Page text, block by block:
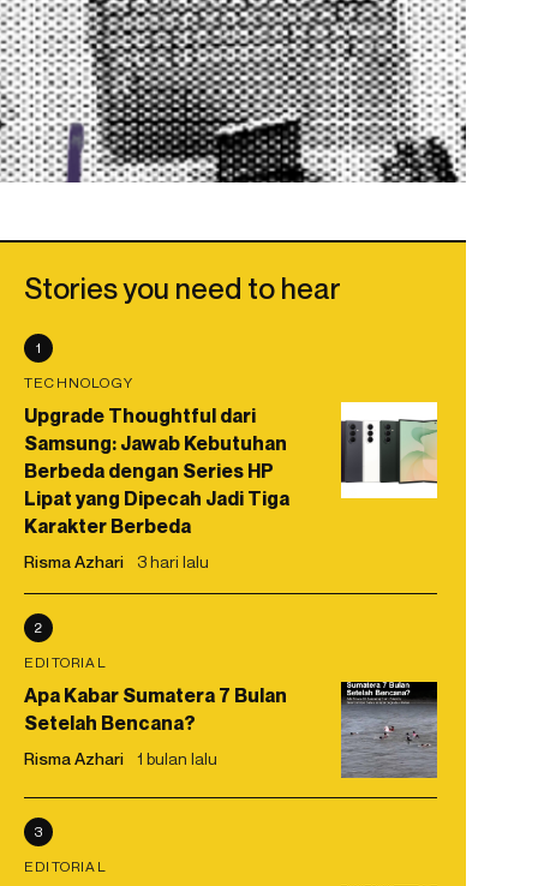
Stories you need to hear
1
TECHNOLOGY
Upgrade Thoughtful dari
Samsung: Jawab Kebutuhan
Berbeda dengan Series HP
Lipat yang Dipecah Jadi Tiga
Karakter Berbeda
Risma Azhari 3 hari lalu
2
EDITORIAL
Apa Kabar Sumatera 7 Bulan
Setelah Bencana?
Risma Azhari 1 bulan lalu
3
EDITORIAL